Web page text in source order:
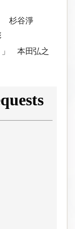
杉谷淨
」 本田弘之